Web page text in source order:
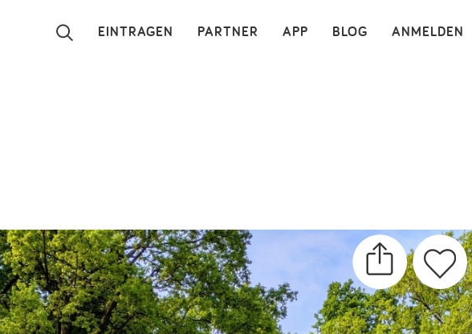
ANMELDEN
BLOG
APP
PARTNER
EINTRAGEN ×